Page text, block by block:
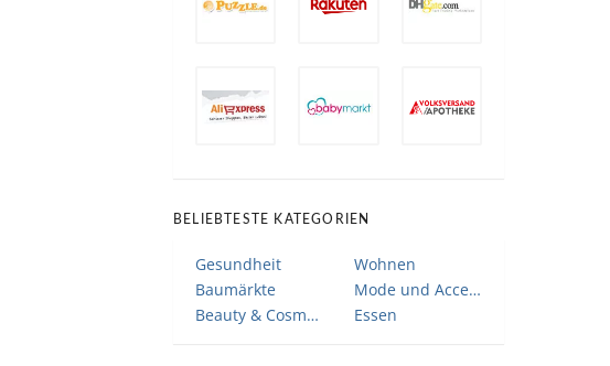
BELIEBTESTE KATEGORIEN
Gesundheit
Wohnen
Baumärkte
Mode und Accessoires
Beauty & Cosmetic
Essen